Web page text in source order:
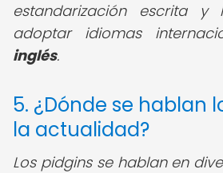
estandarización escrita
adoptar idiomas
inglés.
5. ¿Dónde se hablan
la actualidad?
Los pidgins se hablan en